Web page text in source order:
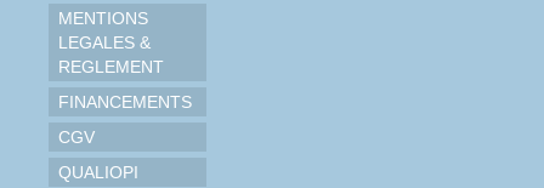
MENTIONS
LEGALES &
REGLEMENT
FINANCEMENTS
CGV
QUALIOPI